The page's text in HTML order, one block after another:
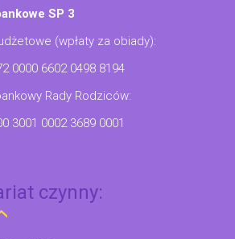
SP 3
(wpłaty za obiady):
0000 6602 0498 8194
Rady Rodziców:
3001 0002 3689 0001
czynny: